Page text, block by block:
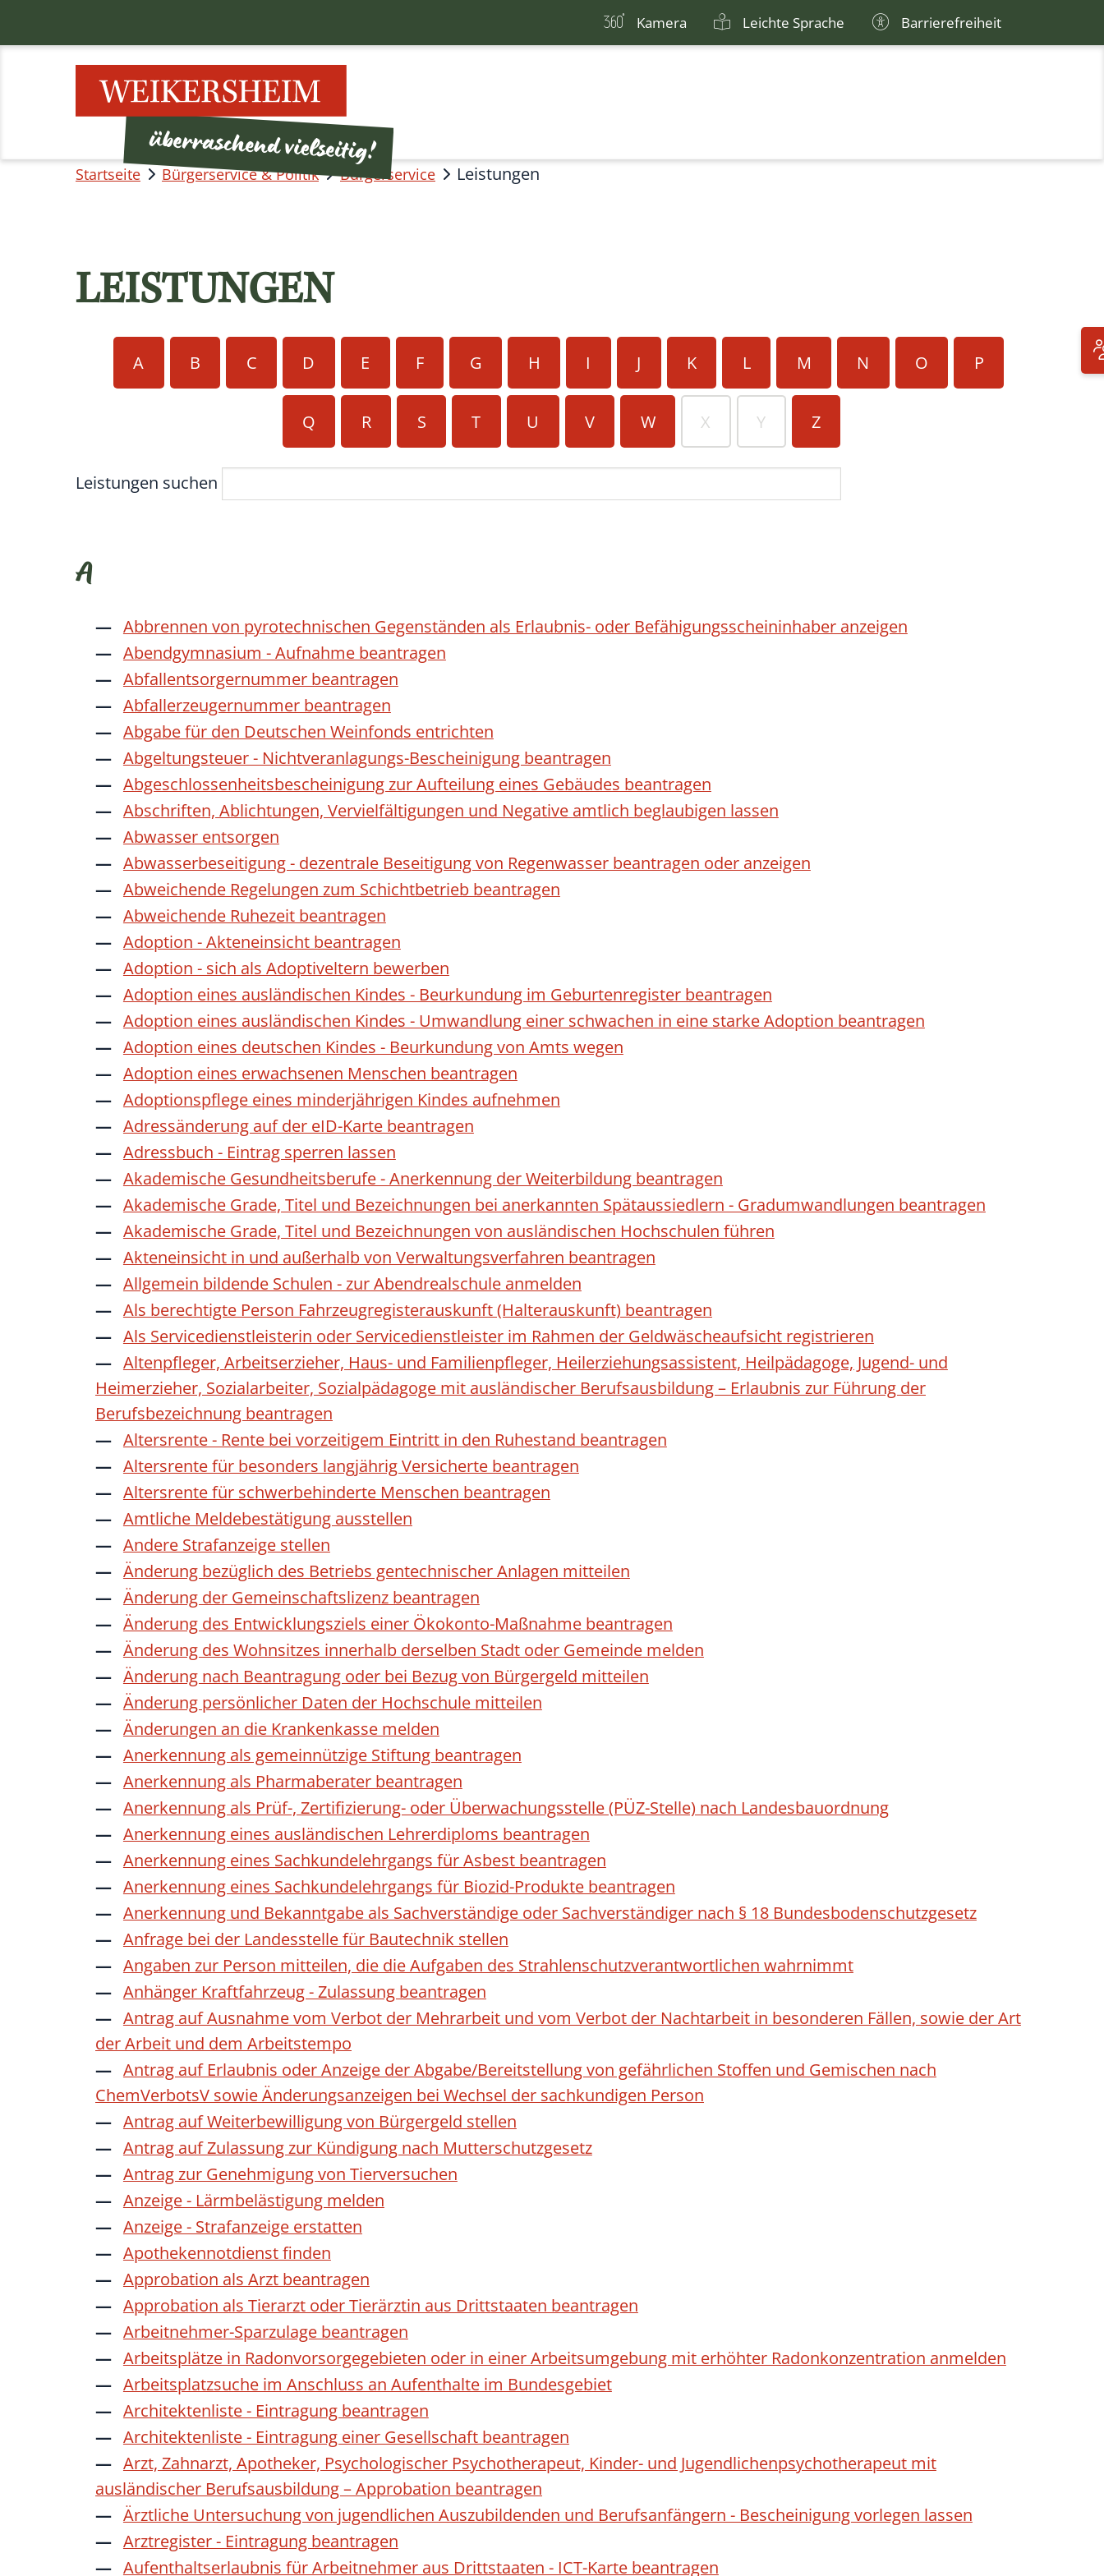
Kamera Leichte Sprache Barrierefreiheit
Startseite Bürgerservice & Politik Bürgerservice Leistungen
LEISTUNGEN
A B C D E F G H I J K L M N O P
Q R S T U V W X Y Z
Leistungen suchen
A
Abbrennen von pyrotechnischen Gegenständen als Erlaubnis- oder Befähigungsscheininhaber anzeigen
Abendgymnasium - Aufnahme beantragen
Abfallentsorgernummer beantragen
Abfallerzeugernummer beantragen
Abgabe für den Deutschen Weinfonds entrichten
Abgeltungsteuer - Nichtveranlagungs-Bescheinigung beantragen
Abgeschlossenheitsbescheinigung zur Aufteilung eines Gebäudes beantragen
Abschriften, Ablichtungen, Vervielfältigungen und Negative amtlich beglaubigen lassen
Abwasser entsorgen
Abwasserbeseitigung - dezentrale Beseitigung von Regenwasser beantragen oder anzeigen
Abweichende Regelungen zum Schichtbetrieb beantragen
Abweichende Ruhezeit beantragen
Adoption - Akteneinsicht beantragen
Adoption - sich als Adoptiveltern bewerben
Adoption eines ausländischen Kindes - Beurkundung im Geburtenregister beantragen
Adoption eines ausländischen Kindes - Umwandlung einer schwachen in eine starke Adoption beantragen
Adoption eines deutschen Kindes - Beurkundung von Amts wegen
Adoption eines erwachsenen Menschen beantragen
Adoptionspflege eines minderjährigen Kindes aufnehmen
Adressänderung auf der eID-Karte beantragen
Adressbuch - Eintrag sperren lassen
Akademische Gesundheitsberufe - Anerkennung der Weiterbildung beantragen
Akademische Grade, Titel und Bezeichnungen bei anerkannten Spätaussiedlern - Gradumwandlungen beantragen
Akademische Grade, Titel und Bezeichnungen von ausländischen Hochschulen führen
Akteneinsicht in und außerhalb von Verwaltungsverfahren beantragen
Allgemein bildende Schulen - zur Abendrealschule anmelden
Als berechtigte Person Fahrzeugregisterauskunft (Halterauskunft) beantragen
Als Servicedienstleisterin oder Servicedienstleister im Rahmen der Geldwäscheaufsicht registrieren
Altenpfleger, Arbeitserzieher, Haus- und Familienpfleger, Heilerziehungsassistent, Heilpädagoge, Jugend- und
Heimerzieher, Sozialarbeiter, Sozialpädagoge mit ausländischer Berufsausbildung – Erlaubnis zur Führung der
Berufsbezeichnung beantragen
Altersrente - Rente bei vorzeitigem Eintritt in den Ruhestand beantragen
Altersrente für besonders langjährig Versicherte beantragen
Altersrente für schwerbehinderte Menschen beantragen
Amtliche Meldebestätigung ausstellen
Andere Strafanzeige stellen
Änderung bezüglich des Betriebs gentechnischer Anlagen mitteilen
Änderung der Gemeinschaftslizenz beantragen
Änderung des Entwicklungsziels einer Ökokonto-Maßnahme beantragen
Änderung des Wohnsitzes innerhalb derselben Stadt oder Gemeinde melden
Änderung nach Beantragung oder bei Bezug von Bürgergeld mitteilen
Änderung persönlicher Daten der Hochschule mitteilen
Änderungen an die Krankenkasse melden
Anerkennung als gemeinnützige Stiftung beantragen
Anerkennung als Pharmaberater beantragen
Anerkennung als Prüf-, Zertifizierung- oder Überwachungsstelle (PÜZ-Stelle) nach Landesbauordnung
Anerkennung eines ausländischen Lehrerdiploms beantragen
Anerkennung eines Sachkundelehrgangs für Asbest beantragen
Anerkennung eines Sachkundelehrgangs für Biozid-Produkte beantragen
Anerkennung und Bekanntgabe als Sachverständige oder Sachverständiger nach § 18 Bundesbodenschutzgesetz
Anfrage bei der Landesstelle für Bautechnik stellen
Angaben zur Person mitteilen, die die Aufgaben des Strahlenschutzverantwortlichen wahrnimmt
Anhänger Kraftfahrzeug - Zulassung beantragen
Antrag auf Ausnahme vom Verbot der Mehrarbeit und vom Verbot der Nachtarbeit in besonderen Fällen, sowie der Art
der Arbeit und dem Arbeitstempo
Antrag auf Erlaubnis oder Anzeige der Abgabe/Bereitstellung von gefährlichen Stoffen und Gemischen nach
ChemVerbotsV sowie Änderungsanzeigen bei Wechsel der sachkundigen Person
Antrag auf Weiterbewilligung von Bürgergeld stellen
Antrag auf Zulassung zur Kündigung nach Mutterschutzgesetz
Antrag zur Genehmigung von Tierversuchen
Anzeige - Lärmbelästigung melden
Anzeige - Strafanzeige erstatten
Apothekennotdienst finden
Approbation als Arzt beantragen
Approbation als Tierarzt oder Tierärztin aus Drittstaaten beantragen
Arbeitnehmer-Sparzulage beantragen
Arbeitsplätze in Radonvorsorgegebieten oder in einer Arbeitsumgebung mit erhöhter Radonkonzentration anmelden
Arbeitsplatzsuche im Anschluss an Aufenthalte im Bundesgebiet
Architektenliste - Eintragung beantragen
Architektenliste - Eintragung einer Gesellschaft beantragen
Arzt, Zahnarzt, Apotheker, Psychologischer Psychotherapeut, Kinder- und Jugendlichenpsychotherapeut mit
ausländischer Berufsausbildung – Approbation beantragen
Ärztliche Untersuchung von jugendlichen Auszubildenden und Berufsanfängern - Bescheinigung vorlegen lassen
Arztregister - Eintragung beantragen
Aufenthaltserlaubnis für Arbeitnehmer aus Drittstaaten - ICT-Karte beantragen